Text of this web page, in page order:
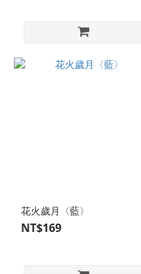
花火歲月〈藍〉
NT$169